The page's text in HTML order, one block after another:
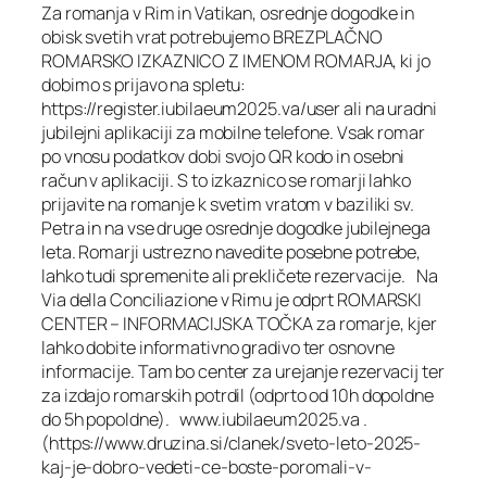
Za romanja v Rim in Vatikan, osrednje dogodke in
obisk svetih vrat potrebujemo BREZPLAČNO
ROMARSKO IZKAZNICO Z IMENOM ROMARJA, ki jo
dobimo s prijavo na spletu:
https://register.iubilaeum2025.va/user ali na uradni
jubilejni aplikaciji za mobilne telefone. Vsak romar
po vnosu podatkov dobi svojo QR kodo in osebni
račun v aplikaciji. S to izkaznico se romarji lahko
prijavite na romanje k svetim vratom v baziliki sv.
Petra in na vse druge osrednje dogodke jubilejnega
leta. Romarji ustrezno navedite posebne potrebe,
lahko tudi spremenite ali prekličete rezervacije. Na
Via della Conciliazione v Rimu je odprt ROMARSKI
CENTER – INFORMACIJSKA TOČKA za romarje, kjer
lahko dobite informativno gradivo ter osnovne
informacije. Tam bo center za urejanje rezervacij ter
za izdajo romarskih potrdil (odprto od 10h dopoldne
do 5h popoldne). www.iubilaeum2025.va .
(https://www.druzina.si/clanek/sveto-leto-2025-
kaj-je-dobro-vedeti-ce-boste-poromali-v-